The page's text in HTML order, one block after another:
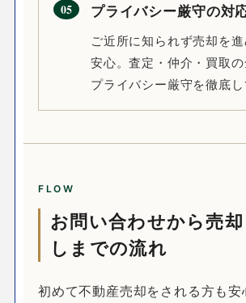
05 プライバシー厳守の対
ご近所に知られず売却を
安心。査定・仲介・買取の
プライバシー厳守を徹底し
FLOW
お問い合わせから売
しまでの流れ
初めて不動産売却をされる方も安